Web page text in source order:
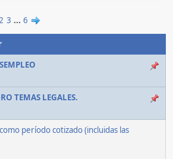
3 ... 6
TEMAS LEGALES.
período cotizado (incluidas las